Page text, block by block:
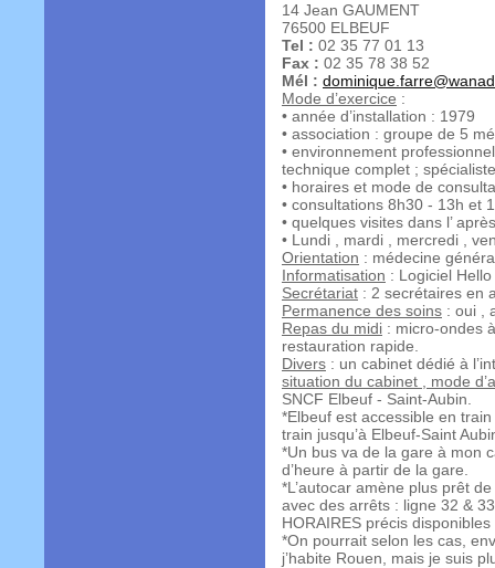
14 Jean GAUMENT
76500 ELBEUF
Tel : 02 35 77 01 13
Fax : 02 35 78 38 52
Mél :
Mode d’exercice :
• année d’installation : 1979
• association : groupe de 5
• environnement
technique complet ;
• horaires et mode de
• consultations 8h30 - 13h et
• quelques visites dans l’
• Lundi , mardi , mercredi ,
Orientation : médecine
Informatisation : Logiciel
Secrétariat : 2 secrétaires en
Permanence des soins : oui ,
Repas du midi : micro-ondes
restauration rapide.
Divers : un cabinet dédié à
situation du cabinet , mode
SNCF Elbeuf - Saint-Aubin.
*Elbeuf est accessible en
train jusqu’à Elbeuf-Saint
*Un bus va de la gare à mon
d’heure à partir de la gare.
*L’autocar amène plus prêt
avec des arrêts : ligne 32 &
HORAIRES précis
*On pourrait selon les cas,
j’habite Rouen, mais je suis